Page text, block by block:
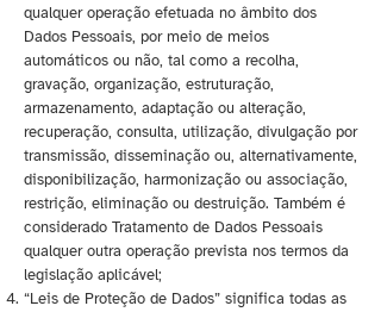
qualquer operação efetuada no âmbito dos
Dados Pessoais, por meio de meios
automáticos ou não, tal como a recolha,
gravação, organização, estruturação,
armazenamento, adaptação ou alteração,
recuperação, consulta, utilização, divulgação por
transmissão, disseminação ou, alternativamente,
disponibilização, harmonização ou associação,
restrição, eliminação ou destruição. Também é
considerado Tratamento de Dados Pessoais
qualquer outra operação prevista nos termos da
legislação aplicável;
“Leis de Proteção de Dados” significa todas as